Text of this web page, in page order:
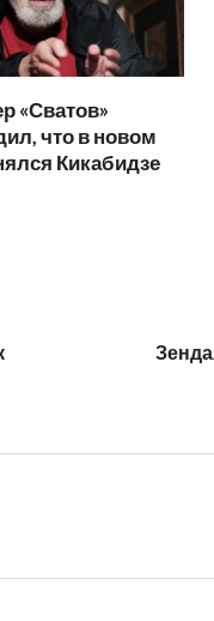
«Сватов»
что в новом
Кикабидзе